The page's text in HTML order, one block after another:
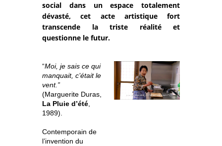
social dans un espace totalement
dévasté, cet acte artistique fort
transcende la triste réalité et
questionne le futur.
“Moi, je sais ce qui
manquait, c’était le
vent.”
(Marguerite Duras,
La Pluie d’été,
1989).
Contemporain de
l’invention du